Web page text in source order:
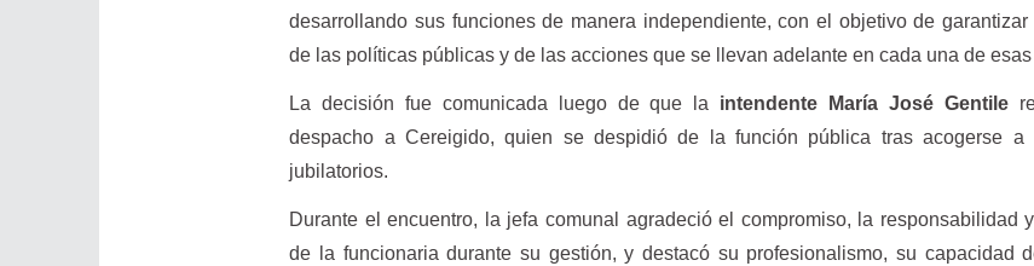
desarrollando sus funciones de manera independiente, con el objetivo de garantizar
de las políticas públicas y de las acciones que se llevan adelante en cada una de esas
La decisión fue comunicada luego de que la intendente María José Gentile
despacho a Cereigido, quien se despidió de la función pública tras acogerse a
jubilatorios.
Durante el encuentro, la jefa comunal agradeció el compromiso, la responsabilidad
de la funcionaria durante su gestión, y destacó su profesionalismo, su capacidad